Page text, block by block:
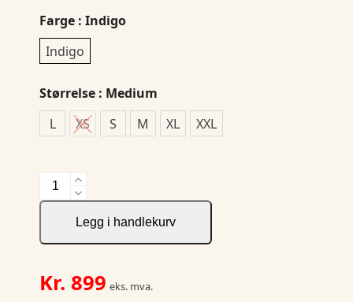
Farge : Indigo
Indigo
Størrelse : Medium
L
XS S M XL XXL
JH&F
Purple
144
Fit
antall
Legg i handlekurv
Kr. 899 eks. mva.